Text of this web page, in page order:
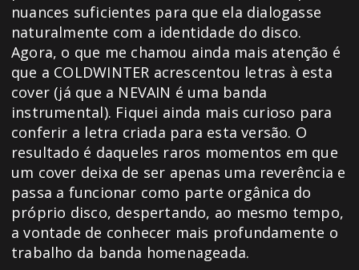
nuances suficientes para que ela dialogasse
naturalmente com a identidade do disco.
Agora, o que me chamou ainda mais atenção é
que a COLDWINTER acrescentou letras à esta
cover (já que a NEVAIN é uma banda
instrumental). Fiquei ainda mais curioso para
conferir a letra criada para esta versão. O
resultado é daqueles raros momentos em que
um cover deixa de ser apenas uma reverência e
passa a funcionar como parte orgânica do
próprio disco, despertando, ao mesmo tempo,
a vontade de conhecer mais profundamente o
trabalho da banda homenageada.